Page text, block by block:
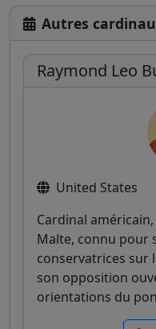
Autres
Raymond Leo
United States
Cardinal
Malte, connu pour
conservatrices sur
son opposition
orientations du